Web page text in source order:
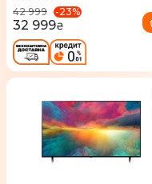
42 999
-23%
32 999₴